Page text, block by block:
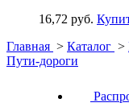
16,72 руб.
Главная > Каталог >
Пути-дороги